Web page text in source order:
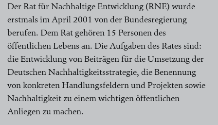
Der Rat für Nachhaltige Entwicklung (RNE) wurde
erstmals im April 2001 von der Bundesregierung
berufen. Dem Rat gehören 15 Personen des
öffentlichen Lebens an. Die Aufgaben des Rates sind:
die Entwicklung von Beiträgen für die Umsetzung der
Deutschen Nachhaltigkeitsstrategie, die Benennung
von konkreten Handlungsfeldern und Projekten sowie
Nachhaltigkeit zu einem wichtigen öffentlichen
Anliegen zu machen.